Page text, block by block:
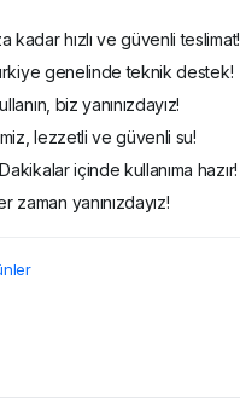
kadar hızlı ve güvenli teslimat!
genelinde teknik destek!
biz yanınızdayız!
lezzetli ve güvenli su!
içinde kullanıma hazır!
yanınızdayız!